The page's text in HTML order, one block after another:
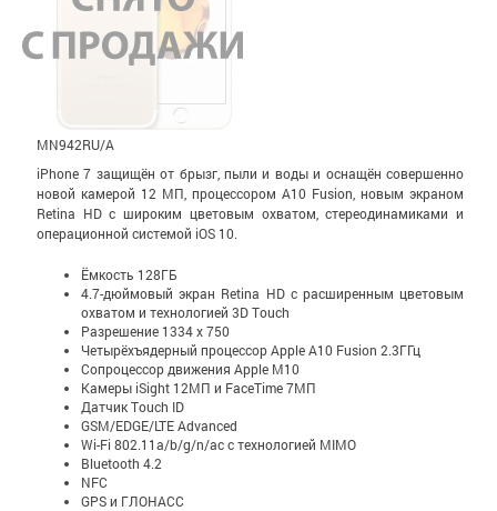
MN942RU/A
iPhone 7 защищён от брызг, пыли и воды и оснащён совершенно
новой камерой 12 МП, процессором A10 Fusion, новым экраном
Retina HD с широким цветовым охватом, стерео­динамиками и
операционной системой iOS 10.
Ёмкость 128ГБ
4.7-дюймовый экран Retina HD c расширенным цветовым
охватом и технологией 3D Touch
Разрешение 1334 x 750
Четырёхъядерный процессор Apple A10 Fusion 2.3ГГц
Сопроцессор движения Apple M10
Камеры iSight 12МП и FaceTime 7МП
Датчик Touch ID
GSM/EDGE/LTE Advanced
Wi-Fi 802.11a/b/g/n/ac с технологией MIMO
Bluetooth 4.2
NFC
GPS и ГЛОНАСС